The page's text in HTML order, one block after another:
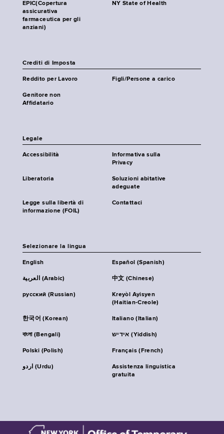
EPIC(Copertura
assicurativa
farmaceutica per gli
anziani)
NY State of Health
Crediti di Imposta
Reddito per Lavoro Figli/Persone a carico
Genitore non
Affidatario
Legale
Accessibilità
Informativa sulla
Privacy
Liberatoria
Soluzioni abitative
adeguate
Legge sulla libertà di
informazione (FOIL)
Contattaci
Selezionare la lingua
English Español (Spanish)
العربية (Arabic) 中文 (Chinese)
русский (Russian)
Kreyòl Ayisyen
(Haitian-Creole)
한국어 (Korean) Italiano (Italian)
বাংলা (Bengali) אידיש (Yiddish)
Polski (Polish) Français (French)
اردو (Urdu)
Assistenza linguistica
gratuita